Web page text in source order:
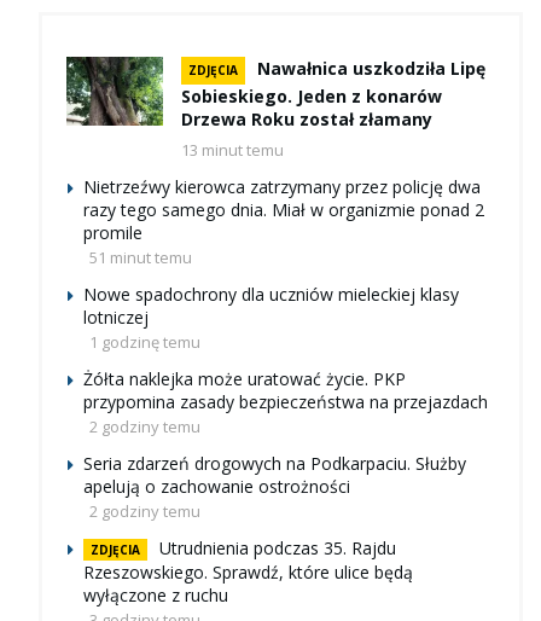
ZDJĘCIA
Nawałnica uszkodziła Lipę
Sobieskiego. Jeden z konarów
Drzewa Roku został złamany
13 minut temu
Nietrzeźwy kierowca zatrzymany przez policję dwa
razy tego samego dnia. Miał w organizmie ponad 2
promile
51 minut temu
Nowe spadochrony dla uczniów mieleckiej klasy
lotniczej
1 godzinę temu
Żółta naklejka może uratować życie. PKP
przypomina zasady bezpieczeństwa na przejazdach
2 godziny temu
Seria zdarzeń drogowych na Podkarpaciu. Służby
apelują o zachowanie ostrożności
2 godziny temu
ZDJĘCIA
Utrudnienia podczas 35. Rajdu
Rzeszowskiego. Sprawdź, które ulice będą
wyłączone z ruchu